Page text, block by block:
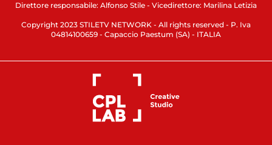
Direttore responsabile: Alfonso Stile - Vicedirettore: Marilina Letizia
Copyright 2023 STILETV NETWORK - All rights reserved - P. Iva
04814100659 - Capaccio Paestum (SA) - ITALIA